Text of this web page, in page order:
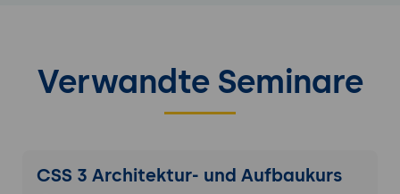
Verwandte Seminare
CSS 3 Architektur- und Aufbaukurs